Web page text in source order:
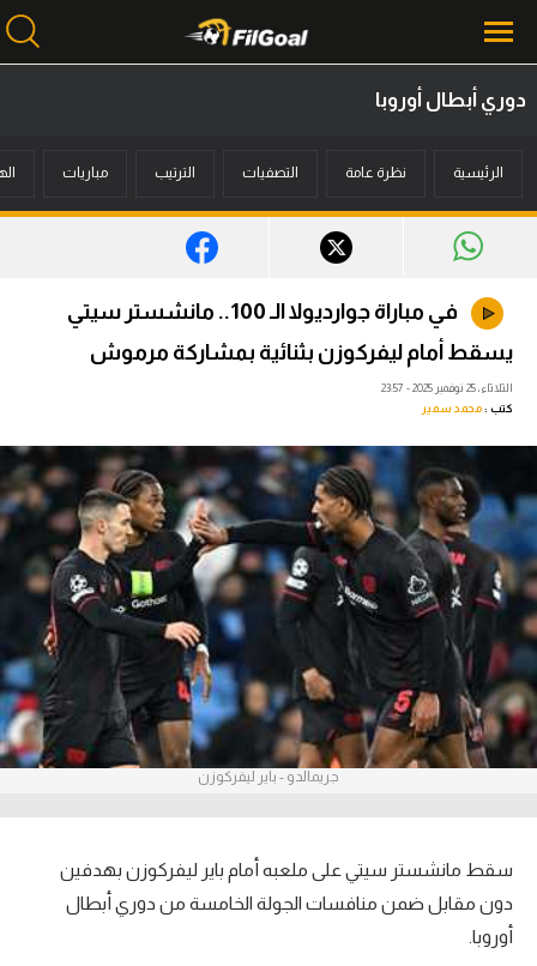
أخبار
ميركاتو
فانتازي في الجول
فيديوهات
عدسات
آراء حرة
ركن الألعاب
بطولات
أمريكا 2026
الدوري الإسباني
دوري أبطال أوروبا
الرئيسية نظرة عامة التصفيات الترتيب مباريات
في مباراة جوارديولا الـ 100.. مانشستر سيتي
يسقط أمام ليفركوزن بثنائية بمشاركة مرموش
الثلاثاء، 25 نوفمبر 2025 - 23:57
كتب :محمد سمير
جريمالدو - باير ليفركوزن
سقط مانشستر سيتي على ملعبه أمام باير ليفركوزن بهدفين
دون مقابل ضمن منافسات الجولة الخامسة من دوري أبطال
أوروبا.